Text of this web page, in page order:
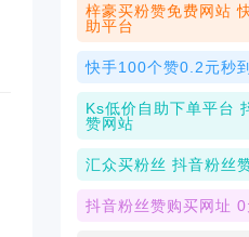
梓豪买粉赞免费网站
助平台
快手100个赞0.2元秒
Ks低价自助下单平台
赞网站
汇众买粉丝 抖音粉丝
抖音粉丝赞购买网址